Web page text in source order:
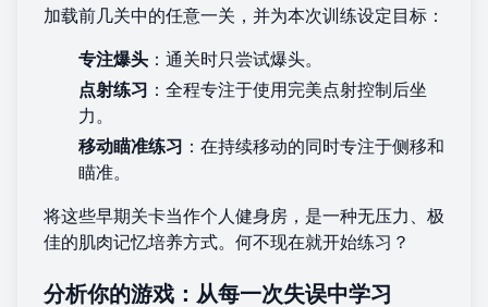
加载前几关中的任意一关，并为本次训练设定目标：
专注爆头 ：通关时只尝试爆头。
点射练习 ：全程专注于使用完美点射控制后坐
力。
移动瞄准练习 ：在持续移动的同时专注于侧移和
瞄准。
将这些早期关卡当作个人健身房，是一种无压力、极
佳的肌肉记忆培养方式。何不现在就开始练习 ？
分析你的游戏：从每一次失误中学习